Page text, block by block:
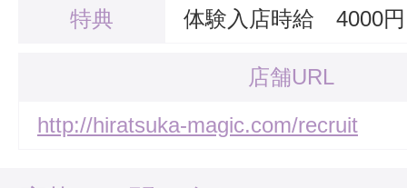
特典 体験入店時給 4000
店舗URL
http://hiratsuka-magic.com/recruit